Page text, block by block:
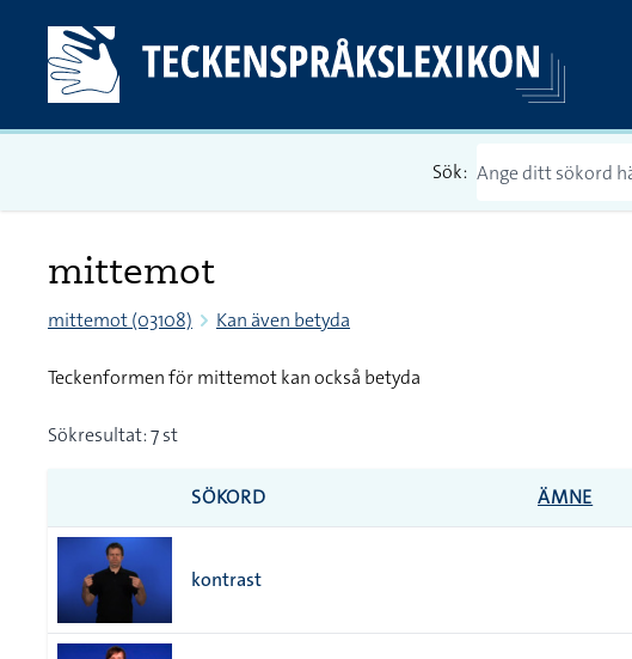
Sök:
mittemot
mittemot (03108) Kan även betyda
Teckenformen för mittemot kan också betyda
Sökresultat: 7 st
SÖKORD ÄMNE
kontrast